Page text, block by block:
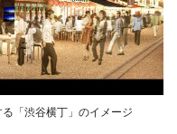
「渋谷横丁」のイメージ